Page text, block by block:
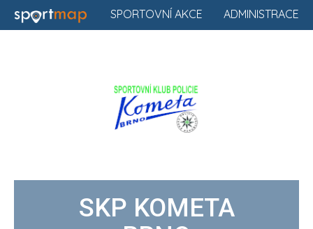
ADMINISTRACE
SPORTOVNÍ AKCE
SKP KOMETA